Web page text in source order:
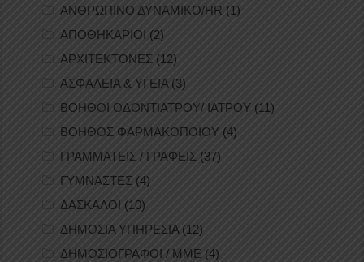
ΑΝΘΡΩΠΙΝΟ ΔΥΝΑΜΙΚΟ/HR (1)
ΑΠΟΘΗΚΑΡΙΟΙ (2)
ΑΡΧΙΤΕΚΤΟΝΕΣ (12)
ΑΣΦΑΛΕΙΑ & ΥΓΕΙΑ (3)
ΒΟΗΘΟΙ ΟΔΟΝΤΙΑΤΡΟΥ/ ΙΑΤΡΟΥ (11)
ΒΟΗΘΟΣ ΦΑΡΜΑΚΟΠΟΙΟΥ (4)
ΓΡΑΜΜΑΤΕΙΣ / ΓΡΑΦΕΙΣ (37)
ΓΥΜΝΑΣΤΕΣ (4)
ΔΑΣΚΑΛΟΙ (10)
ΔΗΜΟΣΙΑ ΥΠΗΡΕΣΙΑ(12)
ΔΗΜΟΣΙΟΓΡΑΦΟΙ / ΜΜΕ (4)